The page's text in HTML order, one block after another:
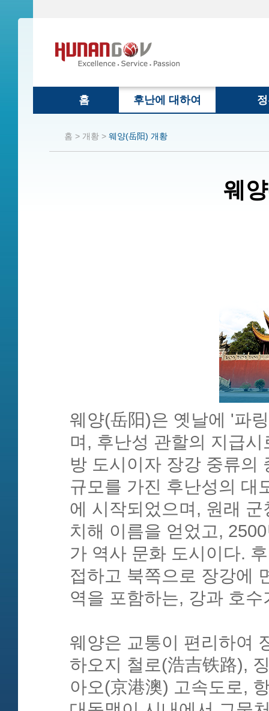
홈 후난에 대하여
홈 > 개황 > 웨양(岳阳) 개황
웨
웨양(岳阳)은 옛날에 '파
며, 후난성 관할의 지급
방 도시이자 장강 중류의
규모를 가진 후난성의 대
에 시작되었으며, 원래
치해 이름을 얻었고,
가 역사 문화 도시이다.
접하고 북쪽으로 장강에
역을 포함하는, 강과 호
웨양은 교통이 편리하여
하오지 철로(浩吉铁路),
아오(京港澳) 고속도로,